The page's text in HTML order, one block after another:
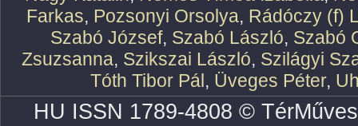
Farkas, Pozsonyi Orsolya, Rádóczy (f)
Szabó József, Szabó László, Szabó
Zsuzsanna, Szikszai László, Szilágyi
Tóth Tibor Pál, Üveges Péter,
HU ISSN 1789-4808 ©